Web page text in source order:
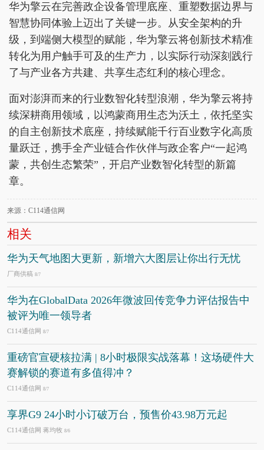
华为擎云在完善政企设备管理底座、重塑数据边界与
智慧协同体验上迈出了关键一步。从安全架构的升
级，到端侧大模型的赋能，华为擎云将创新技术精准
转化为用户触手可及的生产力，以实际行动深刻践行
了与产业各方共建、共享生态红利的核心理念。
面对澎湃而来的行业数智化转型浪潮，华为擎云将持
续深耕商用领域，以鸿蒙商用生态为沃土，依托坚实
的自主创新技术底座，持续赋能千行百业数字化高质
量跃迁，携手全产业链合作伙伴与政企客户“一起鸿
蒙，共创生态繁荣”，开启产业数智化转型的新篇
章。
来源：C114通信网
相关
华为天气地图大更新，新增六大图层让你出行无忧
厂商供稿 8/7
华为在GlobalData 2026年微波回传竞争力评估报告中
被评为唯一领导者
C114通信网 8/7
重磅官宣硬核拉满 | 8小时极限实战落幕！这场硬件大
赛解锁的赛道有多值得冲？
C114通信网 8/7
享界G9 24小时小订破万台，预售价43.98万元起
C114通信网 蒋均牧 8/6